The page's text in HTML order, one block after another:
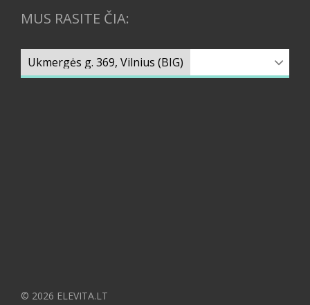
MUS RASITE ČIA:
© 2026 ELEVITA.LT